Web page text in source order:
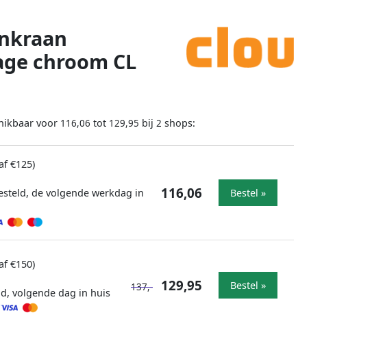
chroom CL
voor 116,06 tot 129,95 bij 2 shops:
€125)
de volgende werkdag in
116,06 Bestel »
€150)
volgende dag in huis
137,- 129,95 Bestel »